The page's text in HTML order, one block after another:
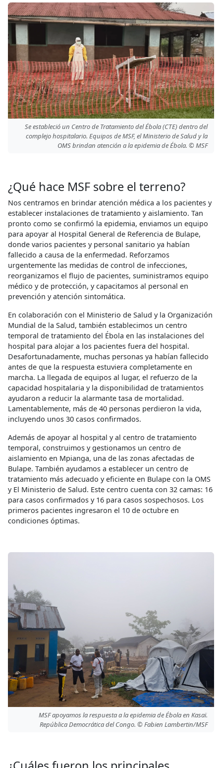
Se estableció un Centro de Tratamiento del Ébola (CTE) dentro del
complejo hospitalario. Equipos de MSF, el Ministerio de Salud y la
OMS brindan atención a la epidemia de Ébola. © MSF
¿Qué hace MSF sobre el terreno?
Nos centramos en brindar atención médica a los pacientes y
establecer instalaciones de tratamiento y aislamiento. Tan
pronto como se confirmó la epidemia, enviamos un equipo
para apoyar al Hospital General de Referencia de Bulape,
donde varios pacientes y personal sanitario ya habían
fallecido a causa de la enfermedad. Reforzamos
urgentemente las medidas de control de infecciones,
reorganizamos el flujo de pacientes, suministramos equipo
médico y de protección, y capacitamos al personal en
prevención y atención sintomática.
En colaboración con el Ministerio de Salud y la Organización
Mundial de la Salud, también establecimos un centro
temporal de tratamiento del Ébola en las instalaciones del
hospital para alojar a los pacientes fuera del hospital.
Desafortunadamente, muchas personas ya habían fallecido
antes de que la respuesta estuviera completamente en
marcha. La llegada de equipos al lugar, el refuerzo de la
capacidad hospitalaria y la disponibilidad de tratamientos
ayudaron a reducir la alarmante tasa de mortalidad.
Lamentablemente, más de 40 personas perdieron la vida,
incluyendo unos 30 casos confirmados.
Además de apoyar al hospital y al centro de tratamiento
temporal, construimos y gestionamos un centro de
aislamiento en Mpianga, una de las zonas afectadas de
Bulape. También ayudamos a establecer un centro de
tratamiento más adecuado y eficiente en Bulape con la OMS
y El Ministerio de Salud. Este centro cuenta con 32 camas: 16
para casos confirmados y 16 para casos sospechosos. Los
primeros pacientes ingresaron el 10 de octubre en
condiciones óptimas.
MSF apoyamos la respuesta a la epidemia de Ébola en Kasaï.
República Democrática del Congo. © Fabien Lambertin/MSF